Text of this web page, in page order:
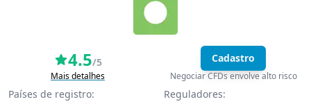
4.5/5
Mais detalhes
Cadastro
Negociar CFDs envolve alto risco
Países de registro: Reguladores: